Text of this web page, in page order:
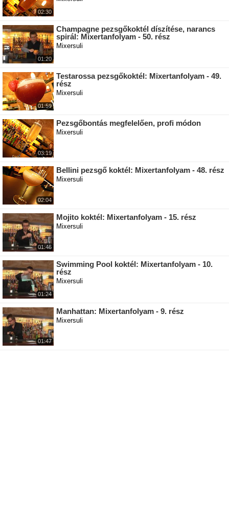
02:30
01:20
Champagne pezsgőkoktél díszítése, narancs
spirál: Mixertanfolyam - 50. rész
Mixersuli
01:59
Testarossa pezsgőkoktél: Mixertanfolyam - 49.
rész
Mixersuli
03:19
Pezsgőbontás megfelelően, profi módon
Mixersuli
02:04
Bellini pezsgő koktél: Mixertanfolyam - 48. rész
Mixersuli
01:46
Mojito koktél: Mixertanfolyam - 15. rész
Mixersuli
01:24
Swimming Pool koktél: Mixertanfolyam - 10.
rész
Mixersuli
01:47
Manhattan: Mixertanfolyam - 9. rész
Mixersuli